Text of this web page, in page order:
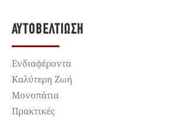
ΑΥΤΟΒΕΛΤΊΩΣΗ
Ενδιαφέροντα
Καλύτερη Ζωή
Μονοπάτια
Πρακτικές